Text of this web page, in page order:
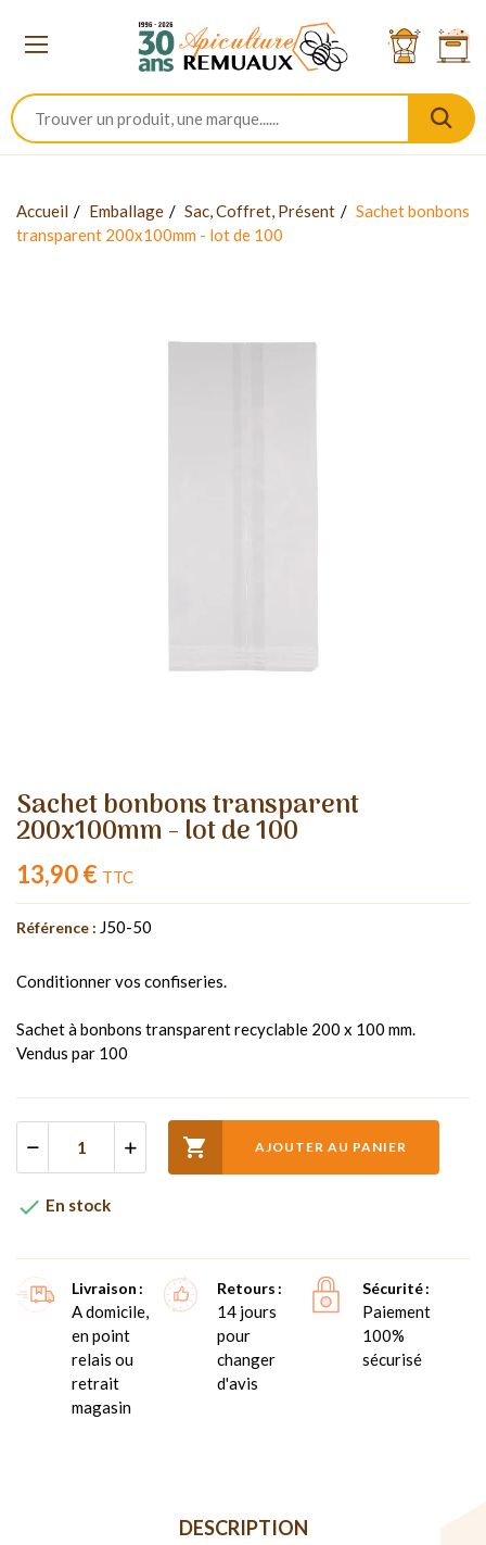
Accueil Emballage Sac, Coffret, Présent
Sachet bonbons
transparent 200x100mm - lot de 100
Sachet bonbons transparent
200x100mm - lot de 100
13,90 € TTC
Référence : J50-50
Conditionner vos confiseries.
Sachet à bonbons transparent recyclable 200 x 100 mm.
Vendus par 100
 AJOUTER AU PANIER
 En stock
Livraison
A domicile,
en point
relais ou
retrait
magasin
Retours
14 jours
pour
changer
d'avis
Sécurité
Paiement
100%
sécurisé
DESCRIPTION